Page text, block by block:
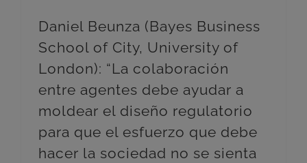
Daniel Beunza (Bayes Business
School of City, University of
London): “La colaboración
entre agentes debe ayudar a
moldear el diseño regulatorio
para que el esfuerzo que debe
hacer la sociedad no se sienta